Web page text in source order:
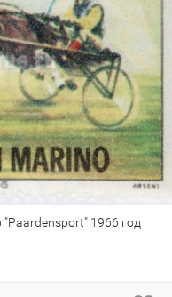
1966 год